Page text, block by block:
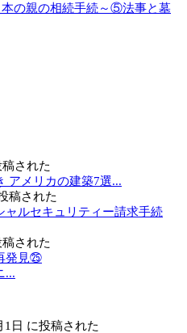
の親の相続手続～⑤法事と墓
された
アメリカの建築7選...
稿された
ャルセキュリティー請求手続
された
発見㉕
...
1日 に投稿された